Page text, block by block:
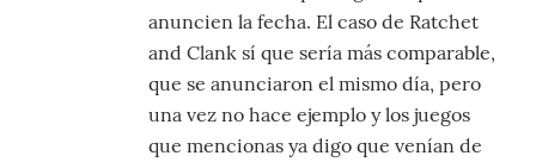
anuncien la fecha. El caso de Ratchet
and Clank sí que sería más comparable,
que se anunciaron el mismo día, pero
una vez no hace ejemplo y los juegos
que mencionas ya digo que venían de